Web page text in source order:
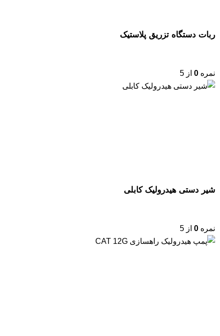
ربات دستگاه تزریق پلاستیک
نمره 0 از 5
شیر دستی هیدرولیک کابلی
نمره 0 از 5